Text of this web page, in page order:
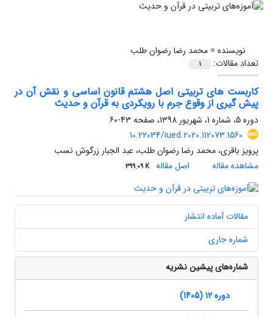
نویسنده =محمد رضا رضوان طلب
تعداد مقالات:
1
کاربست های تربیتی اصل هشتم قانون اساسی و نقش آن در
پیش گیری از وقوع جرم با رویکردی به قرآن و حدیث
دوره 5، شماره 1، شهریور 1398، صفحه
43-60
10.22034/iued.2020.112073.1560
پرویز باقری، محمد رضا رضوان طلب، عبد الجبار زرگوش نسب
مشاهده مقاله
اصل مقاله 399.09 K
مقالات آماده انتشار
شماره جاری
شماره‌های پیشین نشریه
دوره 12 (1405)